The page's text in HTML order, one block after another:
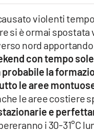
violenti
si è ormai
nord apportando
con tempo
la
le aree
le aree costiere
e
i 30-31°C